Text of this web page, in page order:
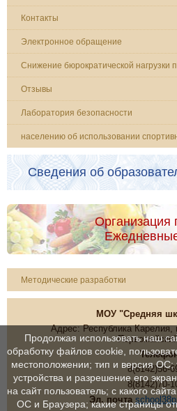
Контакты
Электронное обращение
Снижение бюрократической нагрузки
Отзывы
Лаборатория безопасности
населению об использовании
Сведения об
Организация
Методические разработки
МОУ "Средняя
Адрес: Республика Карелия,
8(8142)56-
8(8142)70-
Эл. почта
Продолжая использовать наш
обработку файлов cookie,
местоположении; тип и версия ОС;
устройства и разрешение его
на сайт пользователь; с какого
ОС и Браузера; какие страницы